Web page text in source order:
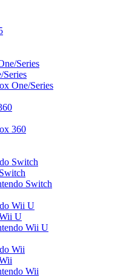
Series
One/Series
360
Switch
Switch
Wii U
U
Wii U
Wii
Wii